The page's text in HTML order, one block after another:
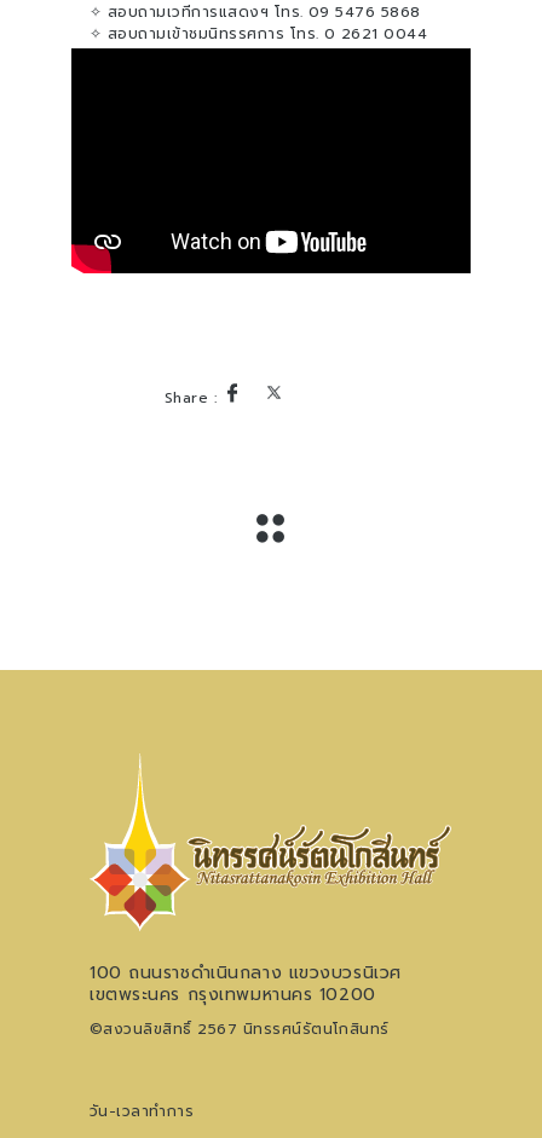
✧ สอบถามเวทีการแสดงฯ โทร. 09 5476 5868
✧ สอบถามเข้าชมนิทรรศการ โทร. 0 2621 0044
100 ถนนราชดำเนินกลาง แขวงบวรนิเวศ
เขตพระนคร กรุงเทพมหานคร 10200
©สงวนลิขสิทธิ์ 2567 นิทรรศน์รัตนโกสินทร์
วัน-เวลาทำการ